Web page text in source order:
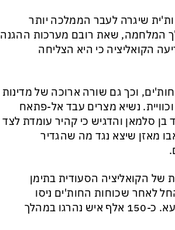
שיגרה לעבר הממלכה יותר
ו-1,000 מל"טים במהלך המלחמה, שאת רובם מערכות ההגנה
הקואליציה כי היא הצליחה
וכך גם שורה ארוכה של מדינות
נשיא מצרים עבד אל-פתאח
סלמאן והדגיש כי קהיר עומדת לצד
מאזן שיצא נגד מה שהגדיר
הקואליציה הסעודית בתימן
לאחר שכוחות החות'ים ניסו
להשתלט על המדינה בכוח וכבשו את הבירה צנעא. כ-150 אלף איש נהרגו במהלך